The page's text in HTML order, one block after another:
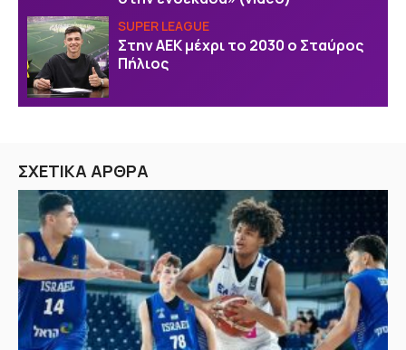
SUPER LEAGUE
Στην AEK μέχρι το 2030 ο Σταύρος
Πήλιος
ΣΧΕΤΙΚΑ ΑΡΘΡΑ